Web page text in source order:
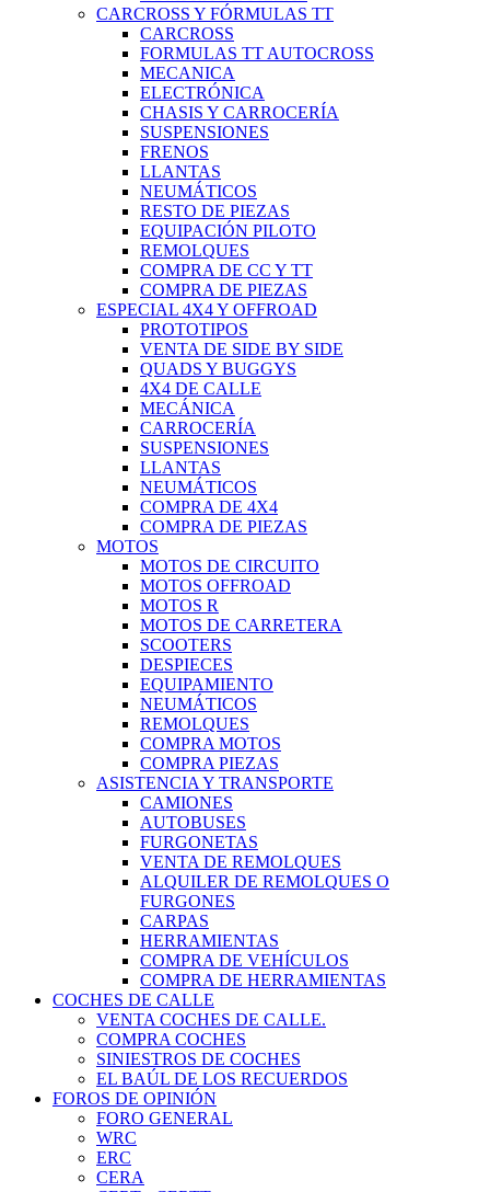
CARCROSS Y FÓRMULAS TT
CARCROSS
FORMULAS TT AUTOCROSS
MECANICA
ELECTRÓNICA
CHASIS Y CARROCERÍA
SUSPENSIONES
FRENOS
LLANTAS
NEUMÁTICOS
RESTO DE PIEZAS
EQUIPACIÓN PILOTO
REMOLQUES
COMPRA DE CC Y TT
COMPRA DE PIEZAS
ESPECIAL 4X4 Y OFFROAD
PROTOTIPOS
VENTA DE SIDE BY SIDE
QUADS Y BUGGYS
4X4 DE CALLE
MECÁNICA
CARROCERÍA
SUSPENSIONES
LLANTAS
NEUMÁTICOS
COMPRA DE 4X4
COMPRA DE PIEZAS
MOTOS
MOTOS DE CIRCUITO
MOTOS OFFROAD
MOTOS R
MOTOS DE CARRETERA
SCOOTERS
DESPIECES
EQUIPAMIENTO
NEUMÁTICOS
REMOLQUES
COMPRA MOTOS
COMPRA PIEZAS
ASISTENCIA Y TRANSPORTE
CAMIONES
AUTOBUSES
FURGONETAS
VENTA DE REMOLQUES
ALQUILER DE REMOLQUES O
FURGONES
CARPAS
HERRAMIENTAS
COMPRA DE VEHÍCULOS
COMPRA DE HERRAMIENTAS
COCHES DE CALLE
VENTA COCHES DE CALLE.
COMPRA COCHES
SINIESTROS DE COCHES
EL BAÚL DE LOS RECUERDOS
FOROS DE OPINIÓN
FORO GENERAL
WRC
ERC
CERA